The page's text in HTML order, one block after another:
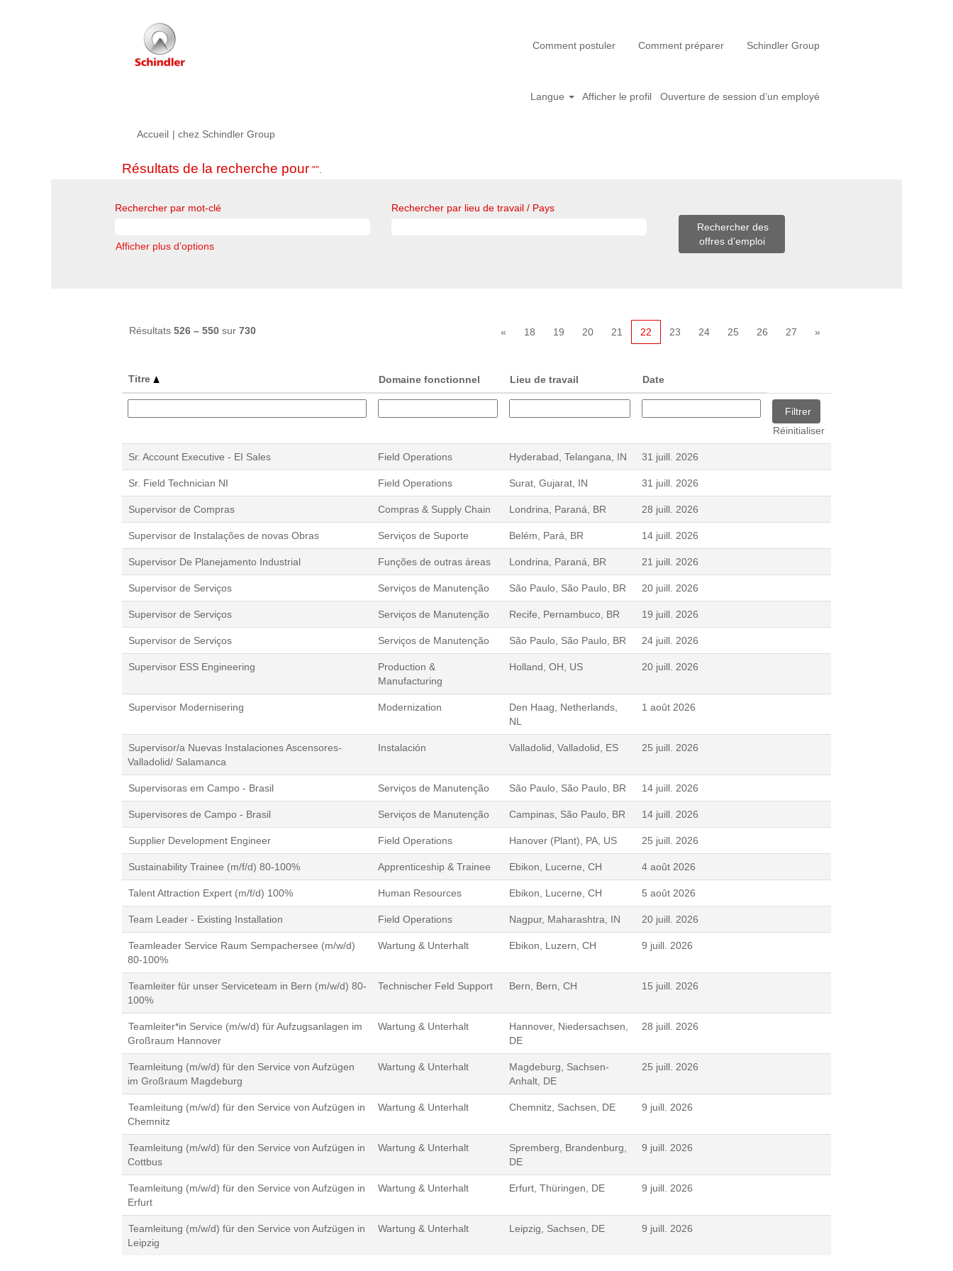
Comment postuler Comment préparer Schindler Group
Langue Afficher le profil Ouverture de session d’un employé
Accueil | chez Schindler Group(page
Résultats de la recherche pour "".
Rechercher par mot-clé Rechercher par lieu de travail / Pays
Afficher plus d’options
Résultats 526 – 550 sur 730 « 18 19 20 21 22 23 24 25 26 27 »
Titre Domaine fonctionnel Lieu de travail Date
Réinitialiser
Sr. Account Executive - EI Sales Field Operations Hyderabad, Telangana, IN 31 juill. 2026
Sr. Field Technician NI Field Operations Surat, Gujarat, IN 31 juill. 2026
Supervisor de Compras Compras & Supply Chain Londrina, Paraná, BR 28 juill. 2026
Supervisor de Instalações de novas Obras Serviços de Suporte Belém, Pará, BR 14 juill. 2026
Supervisor De Planejamento Industrial Funções de outras áreas Londrina, Paraná, BR 21 juill. 2026
Supervisor de Serviços Serviços de Manutenção São Paulo, São Paulo, BR 20 juill. 2026
Supervisor de Serviços Serviços de Manutenção Recife, Pernambuco, BR 19 juill. 2026
Supervisor de Serviços Serviços de Manutenção São Paulo, São Paulo, BR 24 juill. 2026
Supervisor ESS Engineering
Production &
Manufacturing
Holland, OH, US 20 juill. 2026
Supervisor Modernisering Modernization
Den Haag, Netherlands,
NL
1 août 2026
Supervisor/a Nuevas Instalaciones Ascensores-
Valladolid/ Salamanca
Instalación Valladolid, Valladolid, ES 25 juill. 2026
Supervisoras em Campo - Brasil Serviços de Manutenção São Paulo, São Paulo, BR 14 juill. 2026
Supervisores de Campo - Brasil Serviços de Manutenção Campinas, São Paulo, BR 14 juill. 2026
Supplier Development Engineer Field Operations Hanover (Plant), PA, US 25 juill. 2026
Sustainability Trainee (m/f/d) 80-100% Apprenticeship & Trainee Ebikon, Lucerne, CH 4 août 2026
Talent Attraction Expert (m/f/d) 100% Human Resources Ebikon, Lucerne, CH 5 août 2026
Team Leader - Existing Installation Field Operations Nagpur, Maharashtra, IN 20 juill. 2026
Teamleader Service Raum Sempachersee (m/w/d)
80-100%
Wartung & Unterhalt Ebikon, Luzern, CH 9 juill. 2026
Teamleiter für unser Serviceteam in Bern (m/w/d) 80-
100%
Technischer Feld Support Bern, Bern, CH 15 juill. 2026
Teamleiter*in Service (m/w/d) für Aufzugsanlagen im
Großraum Hannover
Wartung & Unterhalt
Hannover, Niedersachsen,
DE
28 juill. 2026
Teamleitung (m/w/d) für den Service von Aufzügen
im Großraum Magdeburg
Wartung & Unterhalt
Magdeburg, Sachsen-
Anhalt, DE
25 juill. 2026
Teamleitung (m/w/d) für den Service von Aufzügen in
Chemnitz
Wartung & Unterhalt Chemnitz, Sachsen, DE 9 juill. 2026
Teamleitung (m/w/d) für den Service von Aufzügen in
Cottbus
Wartung & Unterhalt
Spremberg, Brandenburg,
DE
9 juill. 2026
Teamleitung (m/w/d) für den Service von Aufzügen in
Erfurt
Wartung & Unterhalt Erfurt, Thüringen, DE 9 juill. 2026
Teamleitung (m/w/d) für den Service von Aufzügen in
Leipzig
Wartung & Unterhalt Leipzig, Sachsen, DE 9 juill. 2026